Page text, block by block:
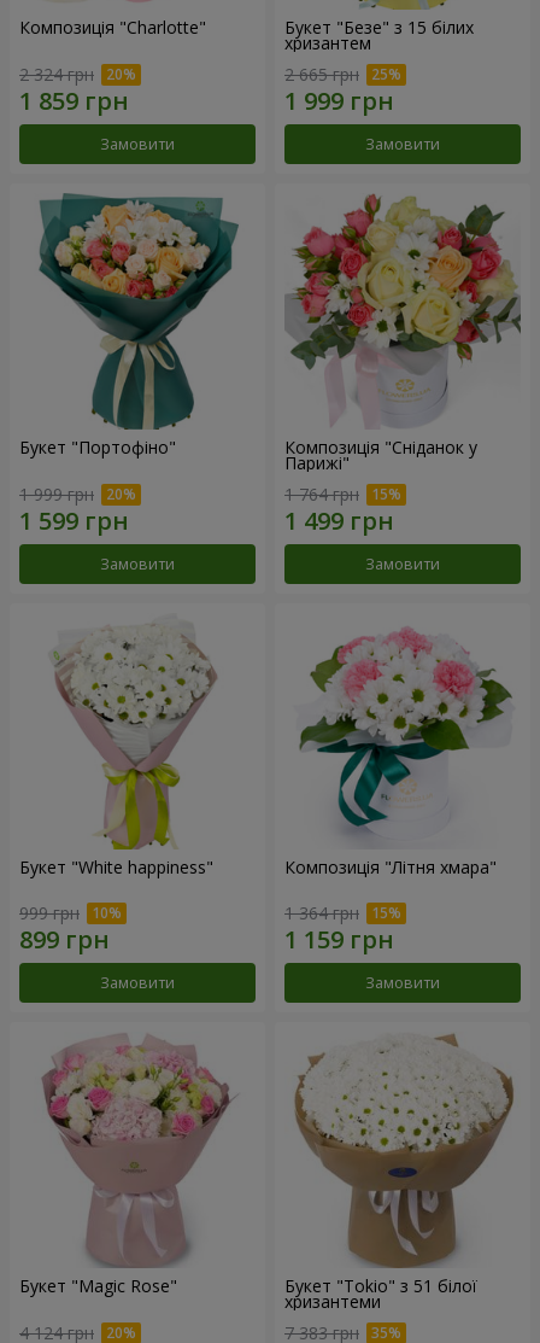
Композиція "Charlotte"
2 324 грн
Замовити
Букет "Безе" з 15 білих
хризантем
2 665 грн
Замовити
Букет "Портофіно"
1 999 грн
Замовити
Композиція "Сніданок у
Парижі"
1 764 грн
Замовити
Букет "White happiness"
999 грн
Замовити
Композиція "Літня хмара"
1 364 грн
Замовити
Букет "Magic Rose"
4 124 грн
Букет "Tokio" з 51 білої
хризантеми
7 383 грн